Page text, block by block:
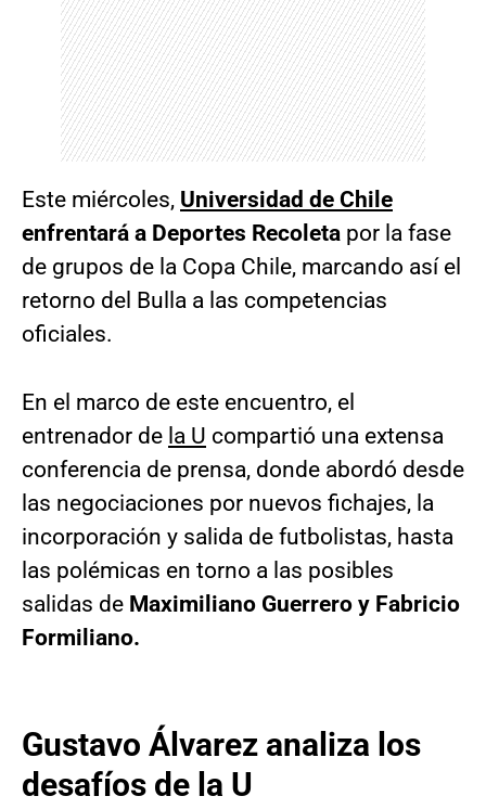
Este miércoles, Universidad de Chile
enfrentará a Deportes Recoleta por la fase
de grupos de la Copa Chile, marcando así el
retorno del Bulla a las competencias
oficiales.
En el marco de este encuentro, el
entrenador de la U compartió una extensa
conferencia de prensa, donde abordó desde
las negociaciones por nuevos fichajes, la
incorporación y salida de futbolistas, hasta
las polémicas en torno a las posibles
salidas de Maximiliano Guerrero y Fabricio
Formiliano.
Gustavo Álvarez analiza los
desafíos de la U